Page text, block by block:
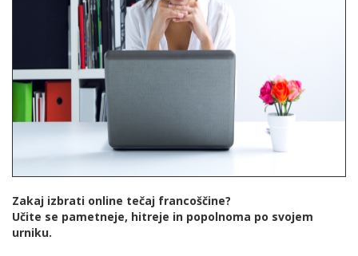
Zakaj izbrati online tečaj francoščine?
Učite se pametneje, hitreje in popolnoma po svojem
urniku.